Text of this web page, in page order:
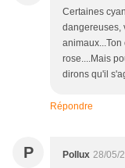
Certaines
dangereuses,
rose....Mais
dirons qu'il
Répondre
P Pollux 28/05/